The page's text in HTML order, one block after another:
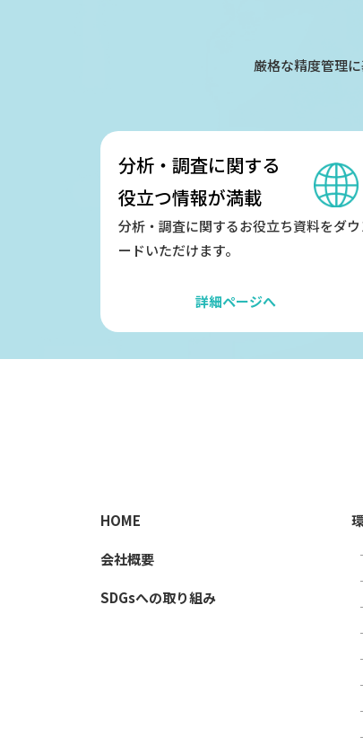
厳格な精度管理
分析・調査に関する
役立つ情報が満載
分析・調査に関するお役立ち資料をダウ
ードいただけます。
詳細ページへ
HOME
会社概要
SDGsへの取り組み